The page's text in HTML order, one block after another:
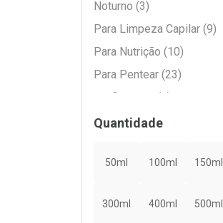
Noturno (3)
Para Limpeza Capilar (9)
Para Nutrição (10)
Para Pentear (23)
Profissional (2)
Protetor Térmico (4)
Umidificador (1)
Quantidade
50ml 100ml 150ml
300ml 400ml 500ml